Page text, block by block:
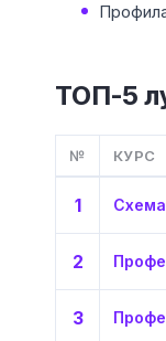
ТОП-5
№ КУРС
1
2
3